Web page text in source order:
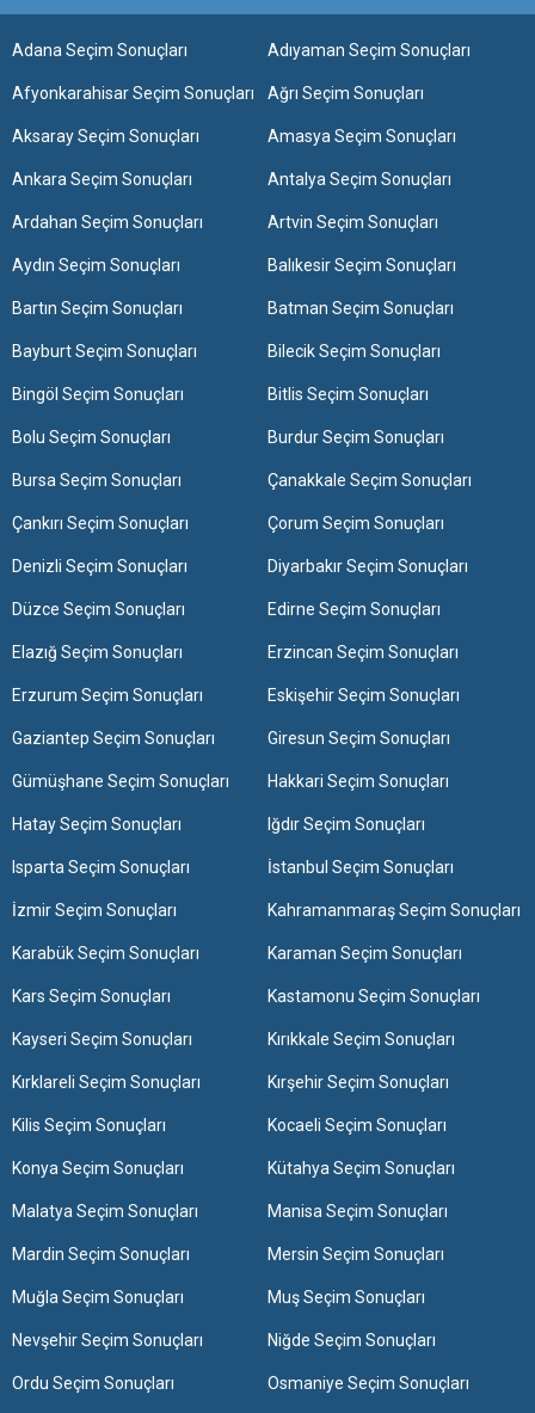
Adana Seçim Sonuçları Adıyaman Seçim Sonuçları
Afyonkarahisar Seçim Sonuçları Ağrı Seçim Sonuçları
Aksaray Seçim Sonuçları Amasya Seçim Sonuçları
Ankara Seçim Sonuçları Antalya Seçim Sonuçları
Ardahan Seçim Sonuçları Artvin Seçim Sonuçları
Aydın Seçim Sonuçları Balıkesir Seçim Sonuçları
Bartın Seçim Sonuçları Batman Seçim Sonuçları
Bayburt Seçim Sonuçları Bilecik Seçim Sonuçları
Bingöl Seçim Sonuçları Bitlis Seçim Sonuçları
Bolu Seçim Sonuçları Burdur Seçim Sonuçları
Bursa Seçim Sonuçları Çanakkale Seçim Sonuçları
Çankırı Seçim Sonuçları Çorum Seçim Sonuçları
Denizli Seçim Sonuçları Diyarbakır Seçim Sonuçları
Düzce Seçim Sonuçları Edirne Seçim Sonuçları
Elazığ Seçim Sonuçları Erzincan Seçim Sonuçları
Erzurum Seçim Sonuçları Eskişehir Seçim Sonuçları
Gaziantep Seçim Sonuçları Giresun Seçim Sonuçları
Gümüşhane Seçim Sonuçları Hakkari Seçim Sonuçları
Hatay Seçim Sonuçları Iğdır Seçim Sonuçları
Isparta Seçim Sonuçları İstanbul Seçim Sonuçları
İzmir Seçim Sonuçları Kahramanmaraş Seçim Sonuçları
Karabük Seçim Sonuçları Karaman Seçim Sonuçları
Kars Seçim Sonuçları Kastamonu Seçim Sonuçları
Kayseri Seçim Sonuçları Kırıkkale Seçim Sonuçları
Kırklareli Seçim Sonuçları Kırşehir Seçim Sonuçları
Kilis Seçim Sonuçları Kocaeli Seçim Sonuçları
Konya Seçim Sonuçları Kütahya Seçim Sonuçları
Malatya Seçim Sonuçları Manisa Seçim Sonuçları
Mardin Seçim Sonuçları Mersin Seçim Sonuçları
Muğla Seçim Sonuçları Muş Seçim Sonuçları
Nevşehir Seçim Sonuçları Niğde Seçim Sonuçları
Ordu Seçim Sonuçları Osmaniye Seçim Sonuçları